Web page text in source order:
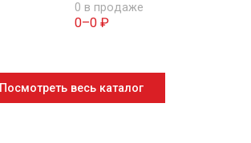
0 в продаже
0–0 ₽
Посмотреть весь каталог